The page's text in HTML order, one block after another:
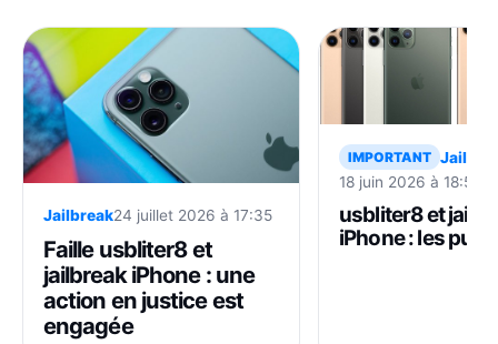
Jailbreak24 juillet 2026 à 17:35
Faille usbliter8 et
jailbreak iPhone : une
action en justice est
engagée
IMPORTANT
18 juin 2026 à 18:54
usbliter8 et
iPhone : les